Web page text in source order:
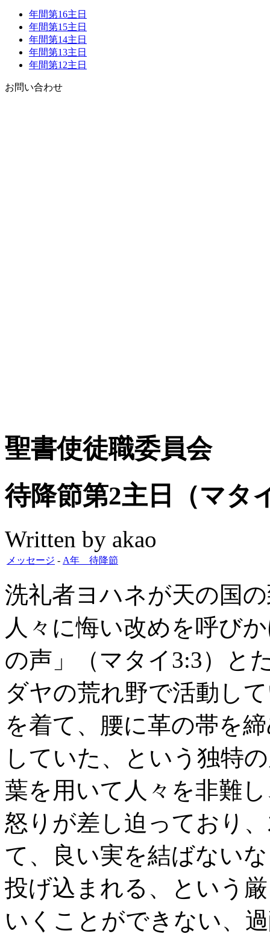
年間第16主日
年間第15主日
年間第14主日
年間第13主日
年間第12主日
お問い合わせ
聖書使徒職委員会
待降節第2主日（マタ
Written by akao
メッセージ - A年 待降節
洗礼者ヨハネが天の国
人々に悔い改めを呼び
の声」（マタイ3:3）と
ダヤの荒れ野で活動し
を着て、腰に革の帯を
していた、という独特
葉を用いて人々を非難
怒りが差し迫っており
て、良い実を結ばない
投げ込まれる、という
いくことができない、